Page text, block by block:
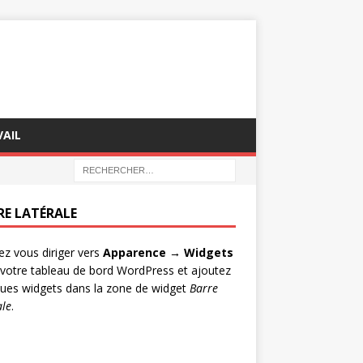
LATÉRALE
vous diriger vers Apparence → Widgets
tableau de bord WordPress et ajoutez
widgets dans la zone de widget Barre
.